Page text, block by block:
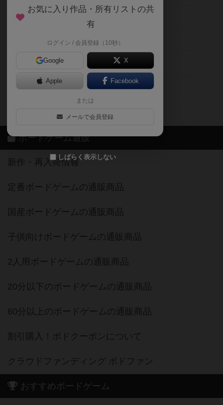
お気に入り作品・所有リストの共
有
ログイン / 会員登録（10秒）
Google X
Apple Facebook
または
メールで会員登録
しばらく表示しない
メカニクス特集
掲示板・トピックス
ボドとも・会員一覧
ボードゲーム業界コラム
ボドゲーマご利用案内
ボードゲーム通販
新作・再入荷情報
定番ボードゲームの通販商品
国産ボードゲームの通販商品
子供向けボードゲームの通販商品
2人用ボードゲームの通販商品
20分以下のボードゲームの通販商品
60分以上のボードゲームの通販商品
割引購入！ボドクーポンについて
クラウドファンディング ボドファン
おすすめボードゲーム